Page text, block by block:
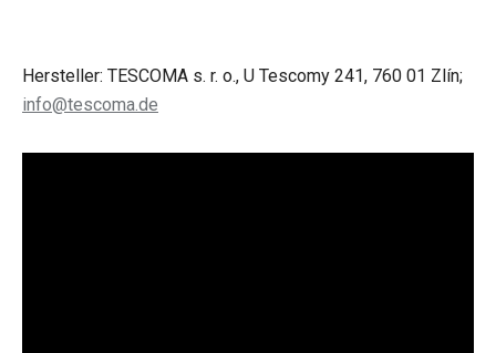
Hersteller: TESCOMA s. r. o., U Tescomy 241, 760 01 Zlín;
info@tescoma.de